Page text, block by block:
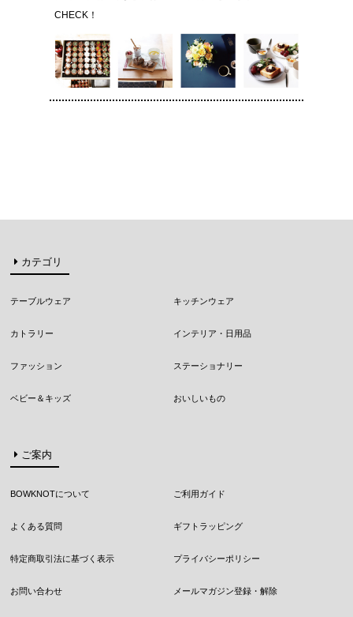
CHECK！
カテゴリ
テーブルウェア キッチンウェア
カトラリー インテリア・日用品
ファッション ステーショナリー
ベビー＆キッズ おいしいもの
ご案内
BOWKNOTについて ご利用ガイド
よくある質問 ギフトラッピング
特定商取引法に基づく表示 プライバシーポリシー
お問い合わせ メールマガジン登録・解除